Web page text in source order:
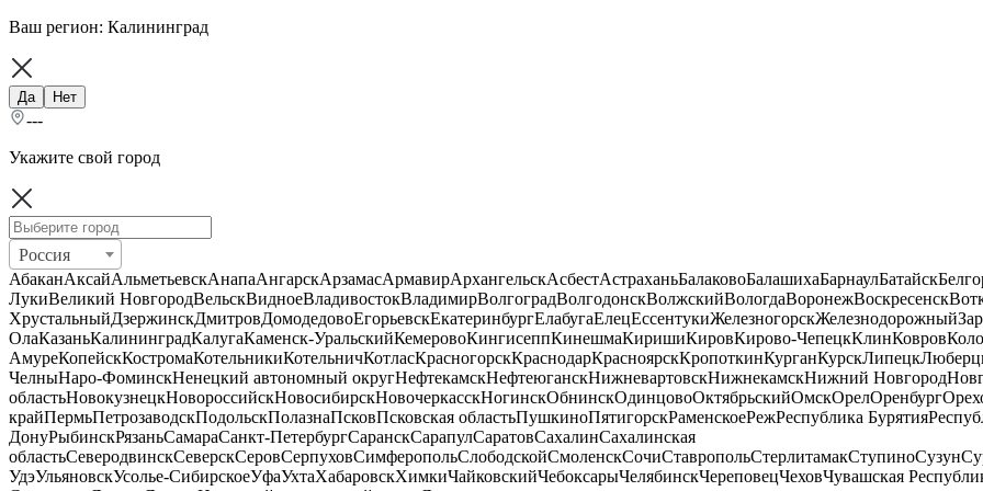
Ваш регион: Калининград
Да Нет
---
Укажите свой город
Россия
АбаканАксайАльметьевскАнапаАнгарскАрзамасАрмавирАрхангельскАсбестАстраханьБалаковоБалашихаБарнаулБатайск
ЛукиВеликий НовгородВельскВидноеВладивостокВладимирВолгоградВолгодонскВолжскийВологдаВоронежВоскресенск
ХрустальныйДзержинскДмитровДомодедовоЕгорьевскЕкатеринбургЕлабугаЕлецЕссентукиЖелезногорскЖелезнодорожный
ОлаКазаньКалининградКалугаКаменск-УральскийКемеровоКингисеппКинешмаКиришиКировКирово-ЧепецкКлинКовров
АмуреКопейскКостромаКотельникиКотельничКотласКрасногорскКраснодарКрасноярскКропоткинКурганКурскЛипецк
ЧелныНаро-ФоминскНенецкий автономный округНефтекамскНефтеюганскНижневартовскНижнекамскНижний Новгород
областьНовокузнецкНовороссийскНовосибирскНовочеркасскНогинскОбнинскОдинцовоОктябрьскийОмскОрелОренбург
крайПермьПетрозаводскПодольскПолазнаПсковПсковская областьПушкиноПятигорскРаменскоеРежРеспублика Бурятия
ДонуРыбинскРязаньСамараСанкт-ПетербургСаранскСарапулСаратовСахалинСахалинская
областьСеверодвинскСеверскСеровСерпуховСимферопольСлободскойСмоленскСочиСтавропольСтерлитамакСтупиноСузун
УдэУльяновскУсолье-СибирскоеУфаУхтаХабаровскХимкиЧайковскийЧебоксарыЧелябинскЧереповецЧеховЧувашская